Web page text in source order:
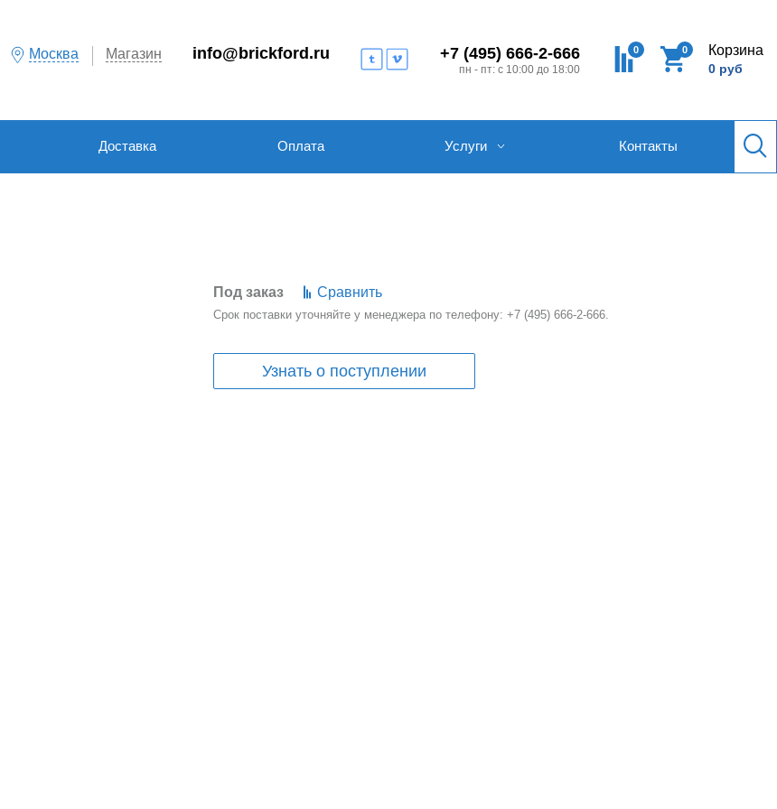
Москва Магазин info@brickford.ru +7 (495) 666-2-666
пн - пт: с 10:00 до 18:00
0 0 Корзина
0 руб
Доставка Оплата Услуги Контакты
Под заказ Сравнить
Срок поставки уточняйте у менеджера по телефону: +7 (495) 666-2-666.
Узнать о поступлении